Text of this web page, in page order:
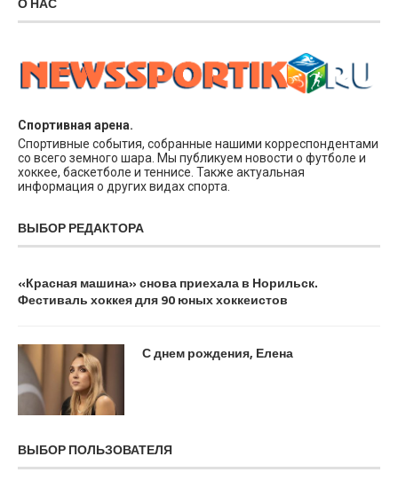
Спортивная арена.
Спортивные события, собранные нашими корреспондентами
со всего земного шара. Мы публикуем новости о футболе и
хоккее, баскетболе и теннисе. Также актуальная
информация о других видах спорта.
ВЫБОР РЕДАКТОРА
«Красная машина» снова приехала в Норильск.
Фестиваль хоккея для 90 юных хоккеистов
С днем рождения, Елена
ВЫБОР ПОЛЬЗОВАТЕЛЯ